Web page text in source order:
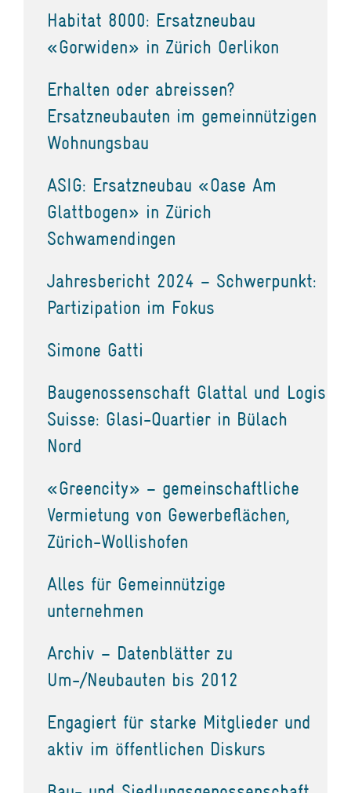
Habitat 8000: Ersatzneubau
«Gorwiden» in Zürich Oerlikon
Erhalten oder abreissen?
Ersatzneubauten im gemeinnützigen
Wohnungsbau
ASIG: Ersatzneubau «Oase Am
Glattbogen» in Zürich
Schwamendingen
Jahresbericht 2024 – Schwerpunkt:
Partizipation im Fokus
Simone Gatti
Baugenossenschaft Glattal und Logis
Suisse: Glasi-Quartier in Bülach
Nord
«Greencity» – gemeinschaftliche
Vermietung von Gewerbeflächen,
Zürich-Wollishofen
Alles für Gemeinnützige
unternehmen
Archiv – Datenblätter zu
Um-/Neubauten bis 2012
Engagiert für starke Mitglieder und
aktiv im öffentlichen Diskurs